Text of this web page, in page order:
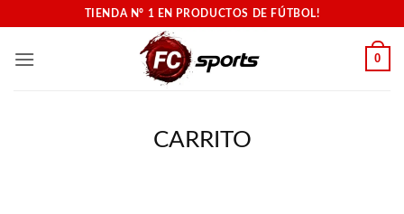
contenido
TIENDA N° 1 EN PRODUCTOS DE FÚTBOL!
0
CARRITO